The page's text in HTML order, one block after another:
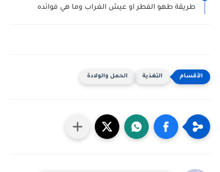
طريقة طهو الفطر او عيش الغراب وما هي فوائده
التغذية الحمل والولادة